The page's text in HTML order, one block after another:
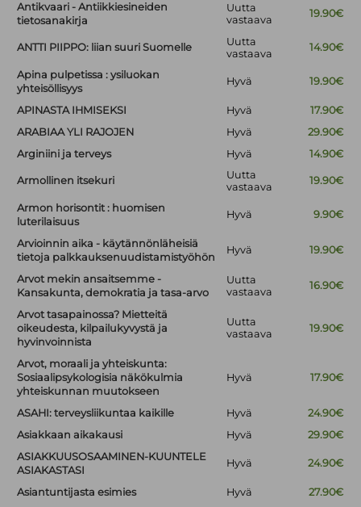
Antikvaari - Antiikkiesineiden
tietosanakirja
Uutta
vastaava
19.90€
ANTTI PIIPPO: liian suuri Suomelle
Uutta
vastaava
14.90€
Apina pulpetissa : ysiluokan
yhteisöllisyys
Hyvä 19.90€
APINASTA IHMISEKSI Hyvä
17.90€
ARABIAA YLI RAJOJEN
Hyvä
29.90€
Arginiini ja terveys
Hyvä 14.90€
Armollinen itsekuri
Uutta
vastaava
19.90€
Armon horisontit : huomisen
luterilaisuus
Hyvä 9.90€
Arvioinnin aika - käytännönläheisiä
tietoja palkkauksenuudistamistyöhön
Hyvä 19.90€
Arvot mekin ansaitsemme -
Kansakunta, demokratia ja tasa-arvo
Uutta
vastaava
16.90€
Arvot tasapainossa? Mietteitä
oikeudesta, kilpailukyvystä ja
hyvinvoinnista
Uutta
vastaava
19.90€
Arvot, moraali ja yhteiskunta:
Sosiaalipsykologisia näkökulmia
yhteiskunnan muutokseen
Hyvä 17.90€
ASAHI: terveysliikuntaa kaikille Hyvä
24.90€
Asiakkaan aikakausi
Hyvä
29.90€
ASIAKKUUSOSAAMINEN-KUUNTELE
ASIAKASTASI
Hyvä 24.90€
Asiantuntijasta esimies Hyvä
27.90€